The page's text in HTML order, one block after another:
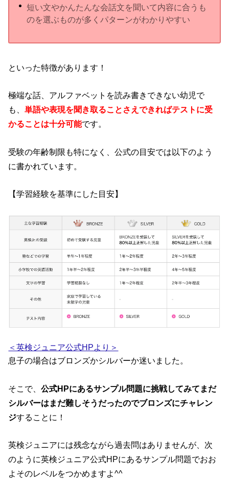
短い文やかんたんな会話文を聞いて内容に合うも
のを選ぶものが多くパターンがわかりやすい
といった特徴があります！
極端な話、アルファベットを読み書きできない幼児で
も、単語や表現を聞き取ることさえできればテストに受
かることは十分可能です。
受験の年齢制限も特になく、公式の目安では以下のよう
に書かれています。
【学習経験を基準にした目安】
＜英検ジュニア公式HPより＞
息子の場合はブロンズかシルバーか迷いました。
そこで、公式HPにあるサンプル問題に挑戦してみてまだ
シルバーはまだ難しそうだったのでブロンズにチャレン
ジすることに！
英検ジュニアには残念ながら過去問はありませんが、次
のように英検ジュニア公式HPにあるサンプル問題でおお
よそのレベルをつかめますよ^^